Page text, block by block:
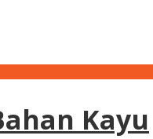
Kayu